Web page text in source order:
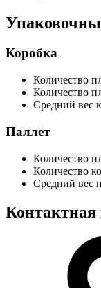
Коробка
Количество
Количество
Средний вес
Паллет
Количество
Количество
Средний вес